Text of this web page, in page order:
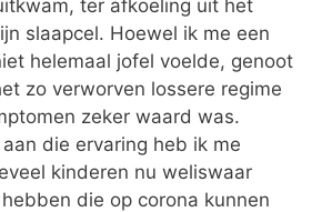
ter afkoeling uit het
slaapcel. Hoewel ik me een
helemaal jofel voelde, genoot
zo verworven lossere regime
zeker waard was.
die ervaring heb ik me
kinderen nu weliswaar
die op corona kunnen